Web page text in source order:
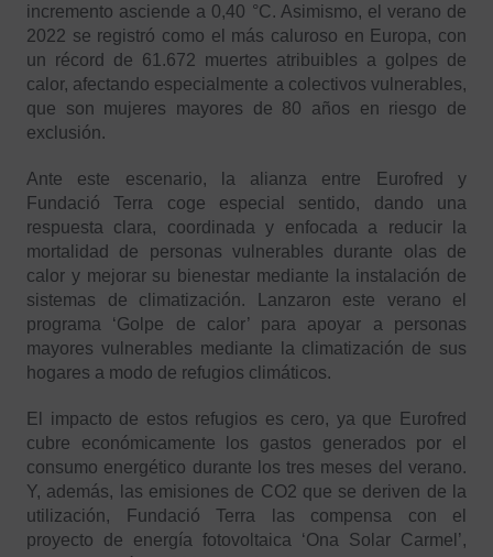
incremento asciende a 0,40 °C. Asimismo, el verano de
2022 se registró como el más caluroso en Europa, con
un récord de 61.672 muertes atribuibles a golpes de
calor, afectando especialmente a colectivos vulnerables,
que son mujeres mayores de 80 años en riesgo de
exclusión.
Ante este escenario, la alianza entre Eurofred y
Fundació Terra coge especial sentido, dando una
respuesta clara, coordinada y enfocada a reducir la
mortalidad de personas vulnerables durante olas de
calor y mejorar su bienestar mediante la instalación de
sistemas de climatización. Lanzaron este verano el
programa ‘Golpe de calor’ para apoyar a personas
mayores vulnerables mediante la climatización de sus
hogares a modo de refugios climáticos.
El impacto de estos refugios es cero, ya que Eurofred
cubre económicamente los gastos generados por el
consumo energético durante los tres meses del verano.
Y, además, las emisiones de CO2 que se deriven de la
utilización, Fundació Terra las compensa con el
proyecto de energía fotovoltaica ‘Ona Solar Carmel’,